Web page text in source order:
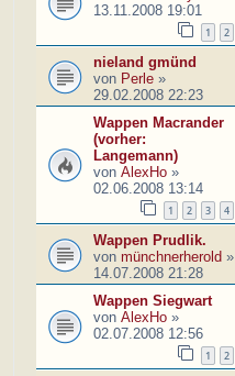
13.11.2008 19:01
1 2
nieland gmünd
von Perle »
29.02.2008 22:23
Wappen Macrander
(vorher:
Langemann)
von AlexHo »
02.06.2008 13:14
1 2 3 4
Wappen Prudlik.
von münchnerherold »
14.07.2008 21:28
Wappen Siegwart
von AlexHo »
02.07.2008 12:56
1 2